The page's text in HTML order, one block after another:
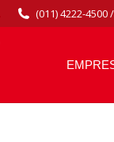
(011) 4222-4500